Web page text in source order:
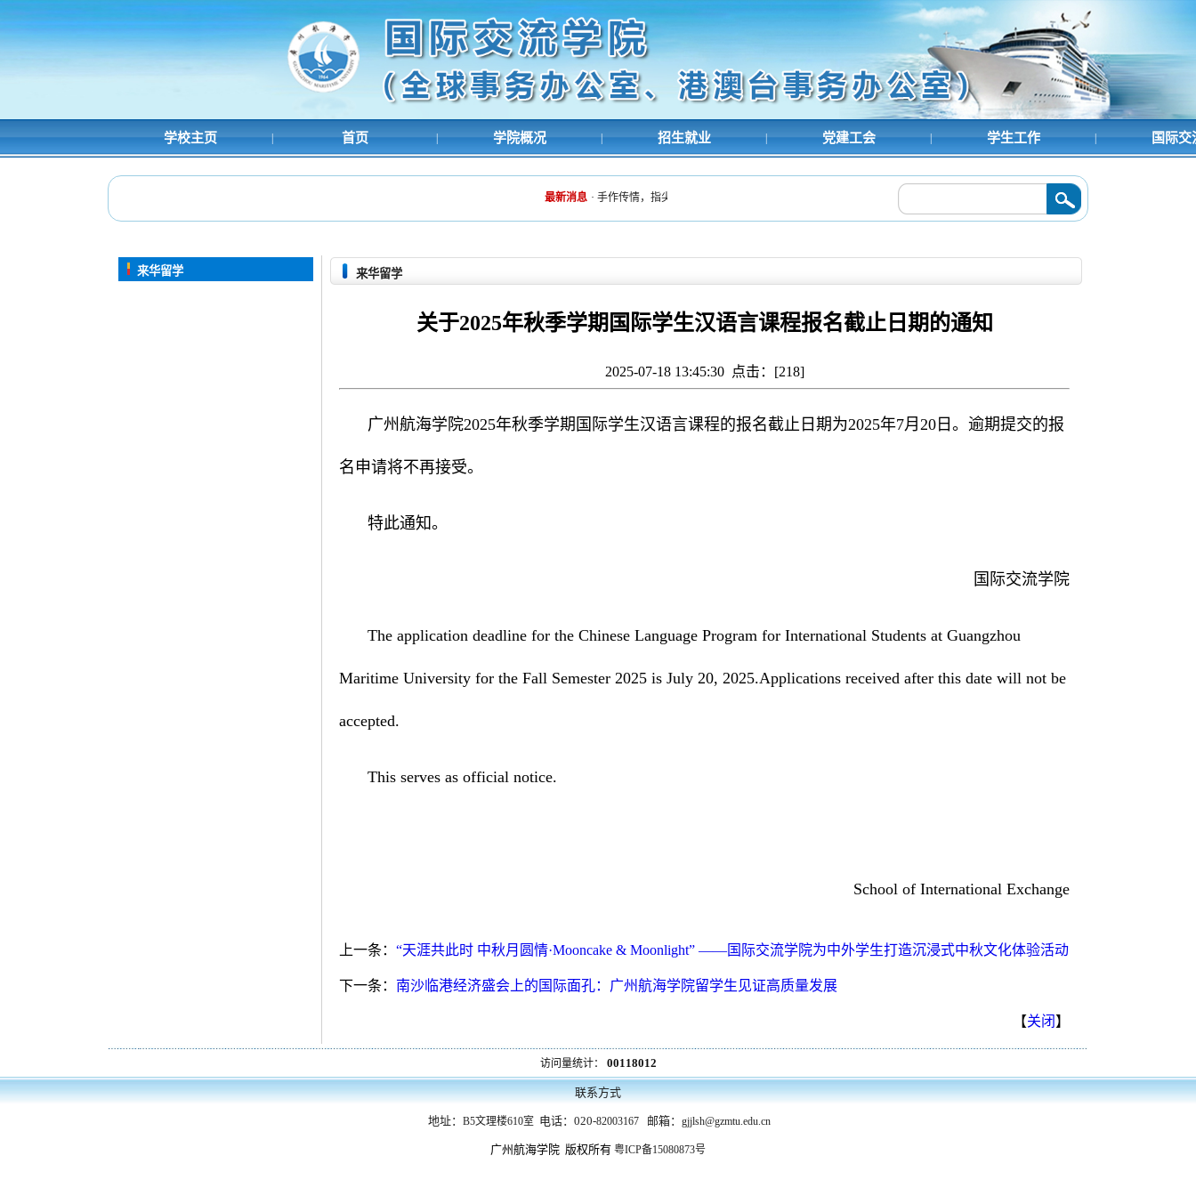
学校主页 | 首页 | 学院概况 | 招生就业 | 党建工会 | 学生工作 | 国际交
最新消息 · 手作传情，指尖暖桑榆——国际交流学院开展4月主题党日活动 拓展国际合作新伙伴——澳大利亚斯文本科技
来华留学 来华留学
关于2025年秋季学期国际学生汉语言课程报名截止日期的通知
2025-07-18 13:45:30 点击：[218]
广州航海学院2025年秋季学期国际学生汉语言课程的报名截止日期为2025年7月20日。 逾期提交的报
名申请将不再接受。
特此通知。
国际交流学院
The application deadline for the Chinese Language Program for International Students at Guangzhou
Maritime University for the Fall Semester 2025 is July 20, 2025.Applications received after this date will not be
accepted.
This serves as official notice.
School of International Exchange
上一条： “天涯共此时 中秋月圆情·Mooncake & Moonlight” ——国际交流学院为中外学生打造沉浸式中秋文化体验活动
下一条： 南沙临港经济盛会上的国际面孔：广州航海学院留学生见证高质量发展
【关闭 】
访问量统计： 00118012
联系方式
地址： B5文理楼610室 电话：020-82003167 邮箱： gjjlsh@gzmtu.edu.cn
广州航海学院 版权所有 粤ICP备15080873号